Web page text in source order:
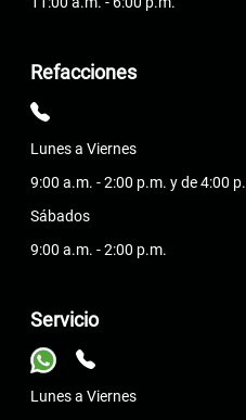
Refacciones
Lunes a Viernes
9:00 a.m. - 2:00 p.m. y de 4:00
Sábados
9:00 a.m. - 2:00 p.m.
Servicio
Lunes a Viernes